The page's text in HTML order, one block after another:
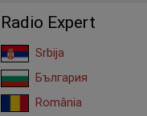
Radio Expert
Srbija
България
România